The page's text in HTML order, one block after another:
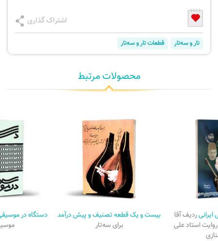
اشتراک گذاری
تار و سه‌تار قطعات تار و سه‌تار
محصولات مرتبط
ردیف آقا
استاد علی
بیست و یک قطعه تصنیف و پیش درآمد
برای سه‌تار
دستگاه در